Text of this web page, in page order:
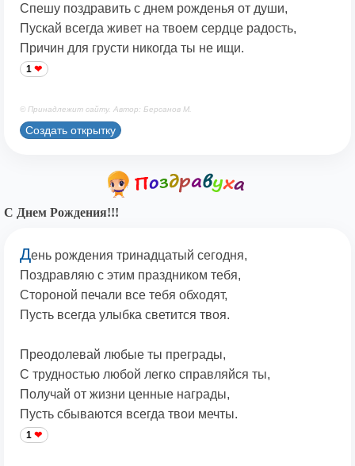
Спешу поздравить с днем рожденья от души,
Пускай всегда живет на твоем сердце радость,
Причин для грусти никогда ты не ищи.
1
© Принадлежит сайту. Автор: Берсанов М.
Создать открытку
С Днем Рождения!!!
День рождения тринадцатый сегодня,
Поздравляю с этим праздником тебя,
Стороной печали все тебя обходят,
Пусть всегда улыбка светится твоя.
Преодолевай любые ты преграды,
С трудностью любой легко справляйся ты,
Получай от жизни ценные награды,
Пусть сбываются всегда твои мечты.
1